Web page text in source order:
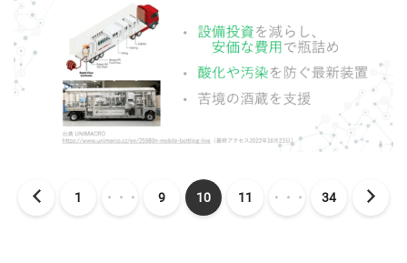
1 ・・・ 9 10 11 ・・・ 34